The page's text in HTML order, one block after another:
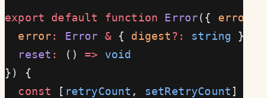
export default function Error({ error
  error
: Error & { digest ?: string }
  reset
: () => void
}) {
  const
[ retryCount , setRetryCount ]